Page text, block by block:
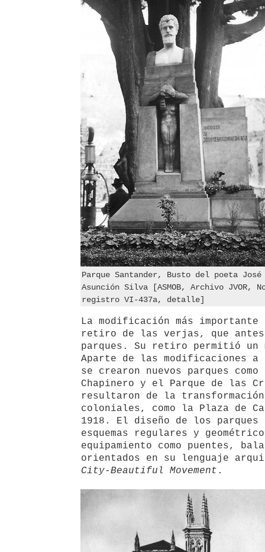
Parque Santander, Busto del poeta José
Asunción Silva [ASMOB, Archivo JVOR,
registro VI-437a, detalle]
La modificación más
retiro de las verjas, que antes
parques. Su retiro permitió un
Aparte de las modificaciones a
se crearon nuevos parques
Chapinero y el Parque de las
resultaron de la
coloniales, como la Plaza de
1918. El diseño de los parques
esquemas regulares y
equipamiento como puentes,
orientados en su lenguaje
City-Beautiful Movement .